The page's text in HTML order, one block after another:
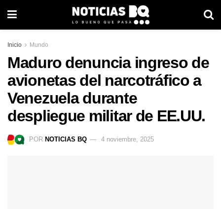
Inicio Mundo
Maduro denuncia ingreso de
avionetas del narcotráfico a
Venezuela durante
despliegue militar de EE.UU.
POR NOTICIAS BQ 4 noviembre, 2025